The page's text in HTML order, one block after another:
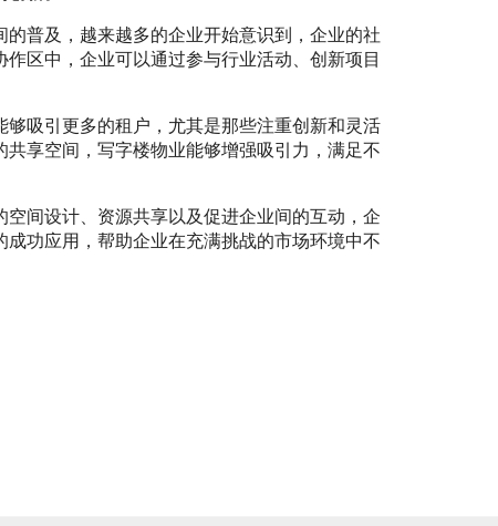
普及，越来越多的企业开始意识到，企业的社
区中，企业可以通过参与行业活动、创新项目
吸引更多的租户，尤其是那些注重创新和灵活
享空间，写字楼物业能够增强吸引力，满足不
间设计、资源共享以及促进企业间的互动，企
功应用，帮助企业在充满挑战的市场环境中不